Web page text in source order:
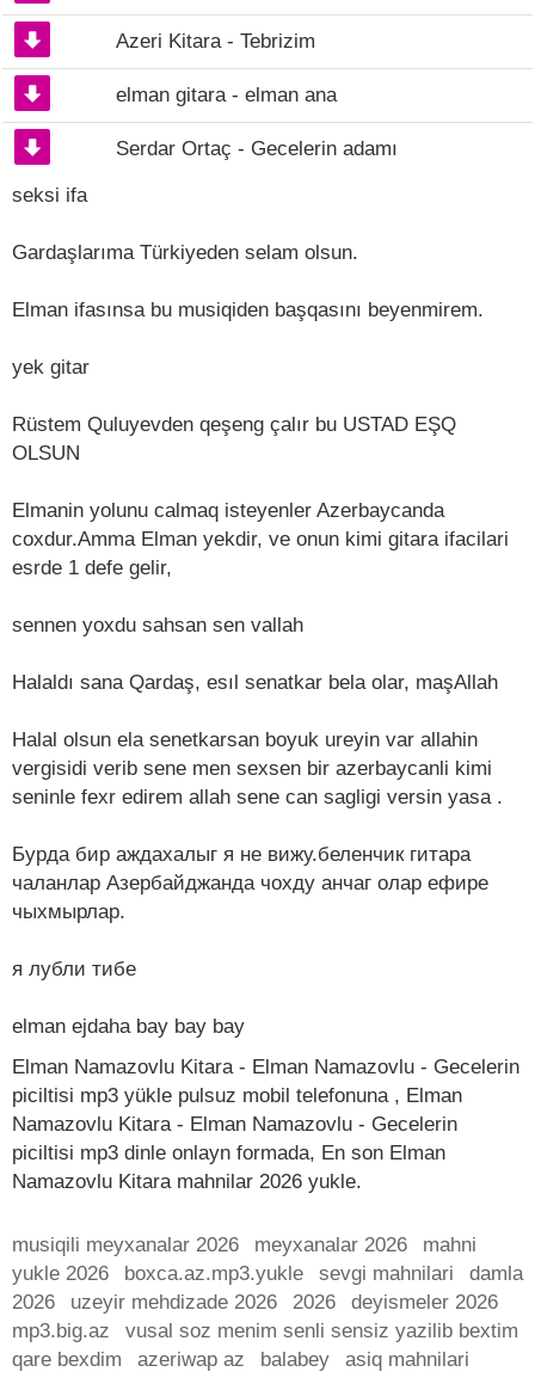
Аzeri Kitara - Tebrizim
elman gitara - elman ana
Serdar Ortaç - Gecelerin adamı
seksi ifa
Gardaşlarıma Türkiyeden selam olsun.
Elman ifasınsa bu musiqiden başqasını beyenmirem.
yek gitar
Rüstem Quluyevden qeşeng çalır bu USTAD EŞQ
OLSUN
Elmanin yolunu calmaq isteyenler Azerbaycanda
coxdur.Amma Elman yekdir, ve onun kimi gitara ifacilari
esrde 1 defe gelir,
sennen yoxdu sahsan sen vallah
Halaldı sana Qardaş, esıl senatkar bela olar, maşAllah
Halal olsun ela senetkarsan boyuk ureyin var allahin
vergisidi verib sene men sexsen bir azerbaycanli kimi
seninle fexr edirem allah sene can sagligi versin yasa .
Бурда бир аждахалыг я не вижу.беленчик гитара
чаланлар Азербайджанда чохду анчаг олар ефире
чыхмырлар.
я лубли тибе
elman ejdaha bay bay bay
Elman Namazovlu Kitara - Elman Namazovlu - Gecelerin
piciltisi mp3 yükle pulsuz mobil telefonuna , Elman
Namazovlu Kitara - Elman Namazovlu - Gecelerin
piciltisi mp3 dinle onlayn formada, En son Elman
Namazovlu Kitara mahnilar 2026 yukle.
musiqili meyxanalar 2026 meyxanalar 2026
mahni
yukle 2026
boxca.az.mp3.yukle sevgi mahnilari
damla
2026
uzeyir mehdizade 2026 2026
deyismeler 2026
mp3.big.az
vusal soz menim senli sensiz yazilib bextim
qare bexdim
azeriwap az balabey
asiq mahnilari